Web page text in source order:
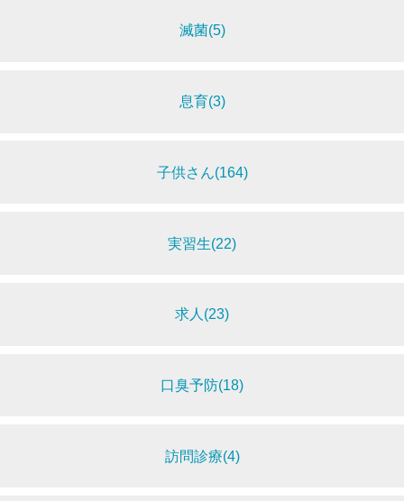
滅菌(5)
息育(3)
子供さん(164)
実習生(22)
求人(23)
口臭予防(18)
訪問診療(4)